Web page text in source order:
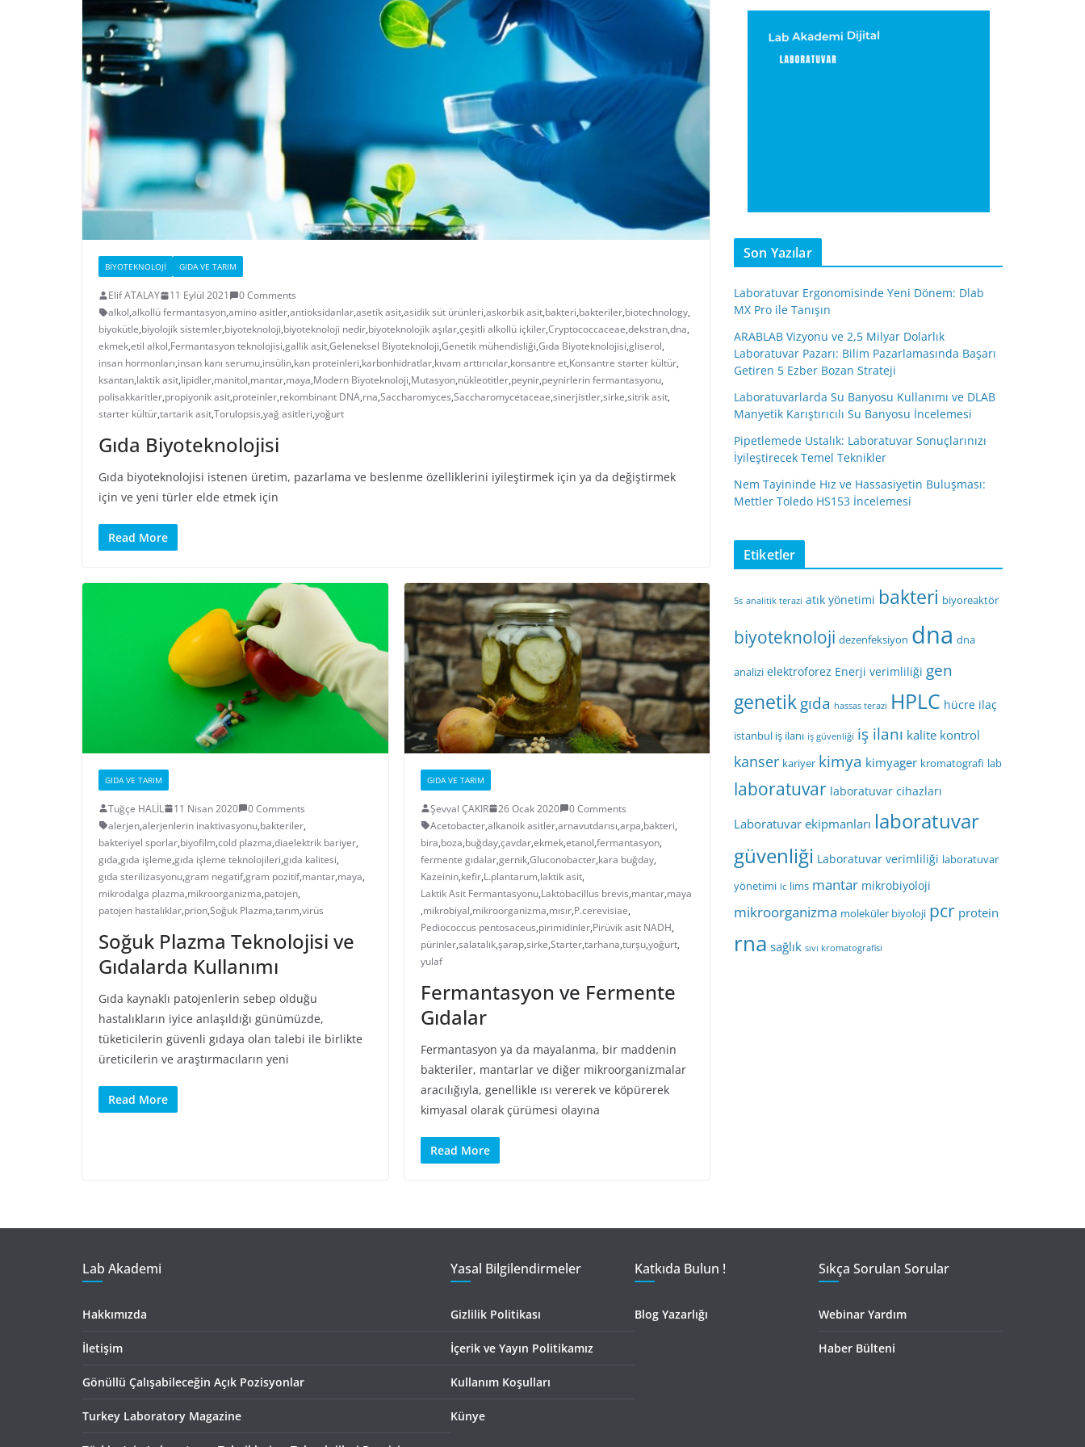
BIYOTEKNOLOJI GIDA VE TARIM
Elif ATALAY 11 Eylül 2021
0 Comments
alkol,alkollü fermantasyon,amino asitler,antioksidanlar,asetik asit,asidik süt ürünleri,askorbik asit,bakteri,bakteriler,biotechnology,
biyokütle,biyolojik sistemler,biyoteknoloji,biyoteknoloji nedir,biyoteknolojik aşılar,çeşitli alkollü içkiler,Cryptococcaceae,dekstran,dna,
ekmek,etil alkol,Fermantasyon teknolojisi,gallik asit,Geleneksel Biyoteknoloji,Genetik mühendisliği,Gıda Biyoteknolojisi,gliserol,
insan hormonları,insan kanı serumu,insülin,kan proteinleri,karbonhidratlar,kıvam arttırıcılar,konsantre et,Konsantre starter kültür,
ksantan,laktik asit,lipidler,manitol,mantar,maya,Modern Biyoteknoloji,Mutasyon,nükleotitler,peynir,peynirlerin fermantasyonu,
polisakkaritler,propiyonik asit,proteinler,rekombinant DNA,rna,Saccharomyces,Saccharomycetaceae,sinerjistler,sirke,sitrik asit,
starter kültür,tartarik asit,Torulopsis,yağ asitleri,yoğurt
Gıda Biyoteknolojisi
Gıda biyoteknolojisi istenen üretim, pazarlama ve beslenme özelliklerini iyileştirmek için ya da değiştirmek
için ve yeni türler elde etmek için
Read More
GIDA VE TARIM
Tuğçe HALİL 11 Nisan 2020
0 Comments
alerjen,alerjenlerin inaktivasyonu,bakteriler,
bakteriyel sporlar,biyofilm,cold plazma,diaelektrik bariyer,
gıda,gıda işleme,gıda işleme teknolojileri,gıda kalitesi,
gıda sterilizasyonu,gram negatif,gram pozitif,mantar,maya,
mikrodalga plazma,mikroorganizma,patojen,
patojen hastalıklar,prion,Soğuk Plazma,tarım,virüs
Soğuk Plazma Teknolojisi ve
Gıdalarda Kullanımı
Gıda kaynaklı patojenlerin sebep olduğu
hastalıkların iyice anlaşıldığı günümüzde,
tüketicilerin güvenli gıdaya olan talebi ile birlikte
üreticilerin ve araştırmacıların yeni
Read More
GIDA VE TARIM
Şevval ÇAKIR 26 Ocak 2020
0 Comments
Acetobacter,alkanoik asitler,arnavutdarısı,arpa,bakteri,
bira,boza,buğday,çavdar,ekmek,etanol,fermantasyon,
fermente gıdalar,gernik,Gluconobacter,kara buğday,
Kazeinin,kefir,L.plantarum,laktik asit,
Laktik Asit Fermantasyonu,Laktobacillus brevis,mantar,maya
,mikrobiyal,mikroorganizma,mısır,P.cerevisiae,
Pediococcus pentosaceus,pirimidinler,Pirüvik asit NADH,
pürinler,salatalık,şarap,sirke,Starter,tarhana,turşu,yoğurt,
yulaf
Fermantasyon ve Fermente
Gıdalar
Fermantasyon ya da mayalanma, bir maddenin
bakteriler, mantarlar ve diğer mikroorganizmalar
aracılığıyla, genellikle ısı vererek ve köpürerek
kimyasal olarak çürümesi olayına
Read More
Son Yazılar
Laboratuvar Ergonomisinde Yeni Dönem: Dlab
MX Pro ile Tanışın
ARABLAB Vizyonu ve 2,5 Milyar Dolarlık
Laboratuvar Pazarı: Bilim Pazarlamasında Başarı
Getiren 5 Ezber Bozan Strateji
Laboratuvarlarda Su Banyosu Kullanımı ve DLAB
Manyetik Karıştırıcılı Su Banyosu İncelemesi
Pipetlemede Ustalık: Laboratuvar Sonuçlarınızı
İyileştirecek Temel Teknikler
Nem Tayininde Hız ve Hassasiyetin Buluşması:
Mettler Toledo HS153 İncelemesi
Etiketler
5s analitik terazi atık yönetimi bakteri biyoreaktör
biyoteknoloji dezenfeksiyon dna dna
analizi elektroforez Enerji verimliliği gen
genetikgıda hassas terazi HPLC hücre ilaç
istanbul iş ilanı iş güvenliği iş ilanı kalite kontrol
kanser kariyer kimya kimyager kromatografi lab
laboratuvar laboratuvar cihazları
Laboratuvar ekipmanları laboratuvar
güvenliği Laboratuvar verimliliği laboratuvar
yönetimi lc lims mantar mikrobiyoloji
mikroorganizma moleküler biyoloji pcr protein
rna sağlık sıvı kromatografisi
Lab Akademi
Hakkımızda
İletişim
Gönüllü Çalışabileceğin Açık Pozisyonlar
Turkey Laboratory Magazine
Yasal Bilgilendirmeler
Gizlilik Politikası
İçerik ve Yayın Politikamız
Kullanım Koşulları
Künye
Katkıda Bulun !
Blog Yazarlığı
Sıkça Sorulan Sorular
Webinar Yardım
Haber Bülteni